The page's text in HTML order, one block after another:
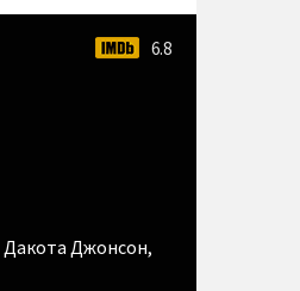
6.8
Дакота Джонсон,